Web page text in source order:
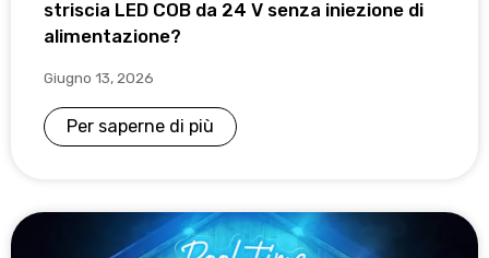
striscia LED COB da 24 V senza iniezione di
alimentazione?
Giugno 13, 2026
Per saperne di più